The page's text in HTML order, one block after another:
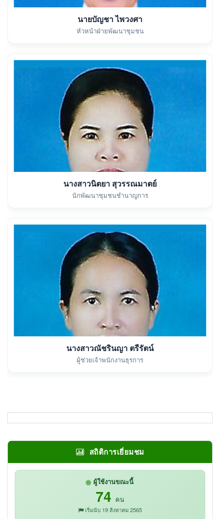
นายบัญชา ไพวงศา
หัวหน้าฝ่ายพัฒนาชุมชน
นางสาวนิตยา สุวรรณมาตย์
นักพัฒนาชุมชนชำนาญการ
นางสาวณัชรินญา ตรีรัตน์
ผู้ช่วยเจ้าพนักงานธุรการ
สถิติการเยี่ยมชม
ผู้ใช้งานขณะนี้
74 คน
เริ่มนับ 19 สิงหาคม 2565